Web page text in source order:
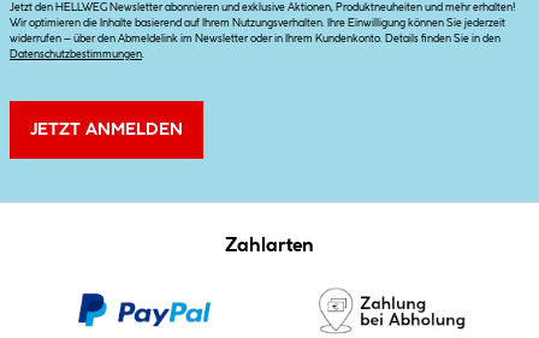
Jetzt den HELLWEG Newsletter abonnieren und exklusive Aktionen, Produktneuheiten und mehr erhalten!
Wir optimieren die Inhalte basierend auf Ihrem Nutzungsverhalten. Ihre Einwilligung können Sie jederzeit
widerrufen – über den Abmeldelink im Newsletter oder in Ihrem Kundenkonto. Details finden Sie in den
Datenschutzbestimmungen
JETZT ANMELDEN
Zahlarten